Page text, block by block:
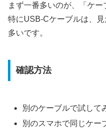
まず一番多いのが、「ケー
特にUSB-Cケーブルは、
多いです。
確認方法
別のケーブルで試して
別のスマホで同じケー